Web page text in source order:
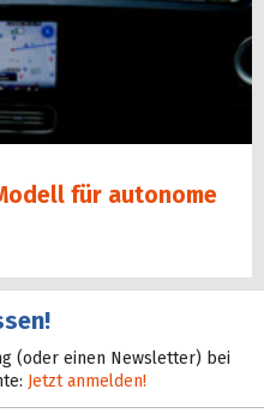
für autonome
(oder einen Newsletter) bei
Jetzt anmelden!